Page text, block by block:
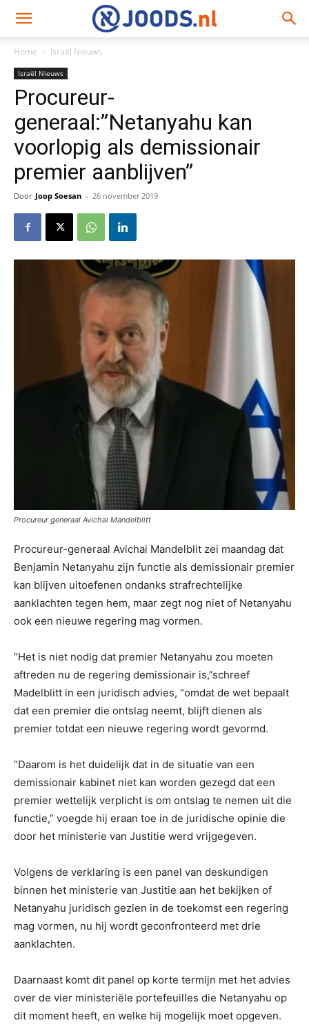
Home Israël Nieuws
Israël Nieuws
Procureur-
generaal:”Netanyahu kan
voorlopig als demissionair
premier aanblijven”
Door Joop Soesan - 26 november 2019
Procureur generaal Avichai Mandelblitt
Procureur-generaal Avichai Mandelblit zei maandag dat
Benjamin Netanyahu zijn functie als demissionair premier
kan blijven uitoefenen ondanks strafrechtelijke
aanklachten tegen hem, maar zegt nog niet of Netanyahu
ook een nieuwe regering mag vormen.
“Het is niet nodig dat premier Netanyahu zou moeten
aftreden nu de regering demissionair is,”schreef
Madelblitt in een juridisch advies, “omdat de wet bepaalt
dat een premier die ontslag neemt, blijft dienen als
premier totdat een nieuwe regering wordt gevormd.
“Daarom is het duidelijk dat in de situatie van een
demissionair kabinet niet kan worden gezegd dat een
premier wettelijk verplicht is om ontslag te nemen uit die
functie,” voegde hij eraan toe in de juridische opinie die
door het ministerie van Justitie werd vrijgegeven.
Volgens de verklaring is een panel van deskundigen
binnen het ministerie van Justitie aan het bekijken of
Netanyahu juridisch gezien in de toekomst een regering
mag vormen, nu hij wordt geconfronteerd met drie
aanklachten.
Daarnaast komt dit panel op korte termijn met het advies
over de vier ministeriële portefeuilles die Netanyahu op
dit moment heeft, en welke hij mogelijk moet opgeven.